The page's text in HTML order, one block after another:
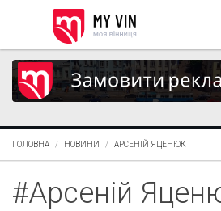
ГОЛОВНА НОВИНИ АРСЕНІЙ ЯЦЕНЮК
#Арсеній